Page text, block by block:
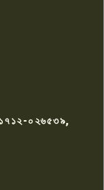
শিক্ষিকাকে হত্যা
থেকে লাশ উদ্ধার
হামলায় গুরুতর
অভিযোগ
০২৬৫৩৯,